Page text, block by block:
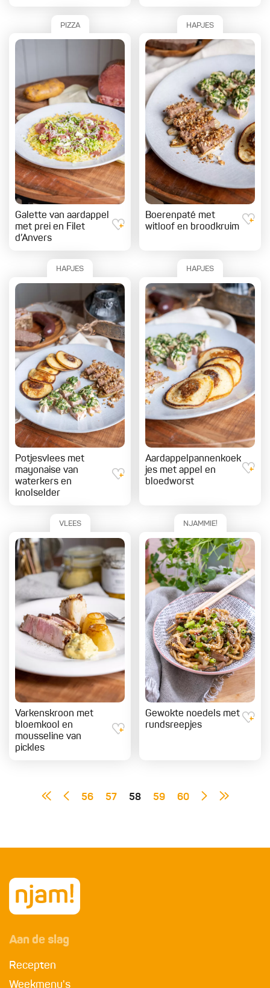
PIZZA
Galette van aardappel
met prei en Filet
d’Anvers
HAPJES
Boerenpaté met
witloof en broodkruim
HAPJES
Potjesvlees met
mayonaise van
waterkers en
knolselder
HAPJES
Aardappelpannenkoek
jes met appel en
bloedworst
VLEES
Varkenskroon met
bloemkool en
mousseline van
pickles
NJAMMIE!
Gewokte noedels met
rundsreepjes
56 57 58 59 60
Aan de slag
Recepten
Weekmenu's